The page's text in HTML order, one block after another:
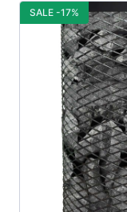
SALE -17%